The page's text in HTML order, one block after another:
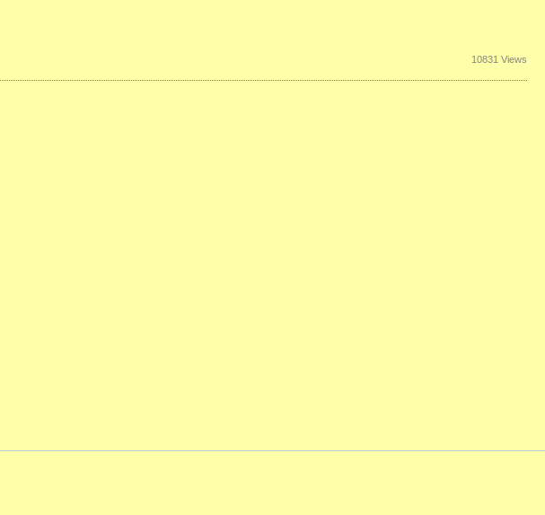
10831 Views